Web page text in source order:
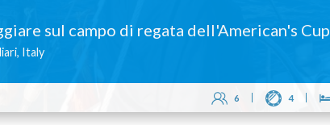
sul campo di regata dell'American's Cup
Italy
6 4